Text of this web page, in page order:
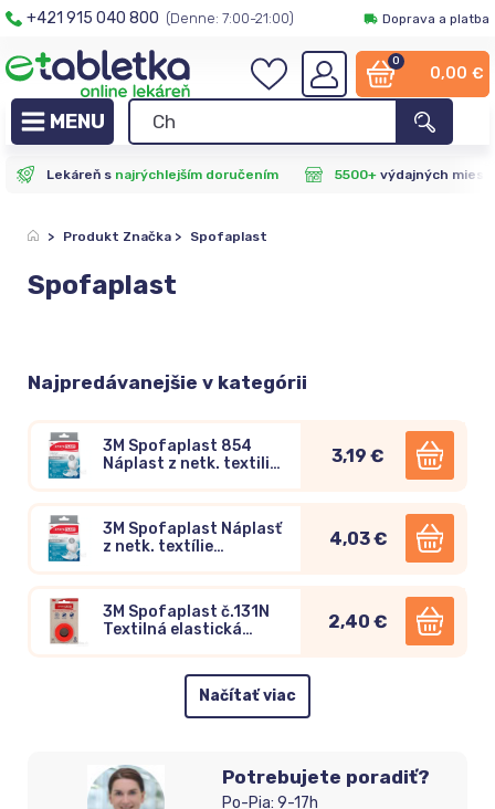
+421 915 040 800 (Denne: 7:00-21:00) Doprava a platba
0
0,00 €
Lekáreň s najrýchlejším doručením 5500+výdajných miest
> Produkt Značka > Spofaplast
Spofaplast
Najpredávanejšie v kategórii
3M Spofaplast 854
Náplast z netk. textilie
3,19 €
3M Spofaplast Náplasť
z netk. textílie
4,03 €
3M Spofaplast č.131N
Textilná elastická
2,40 €
Načítať viac
Potrebujete poradiť?
Po-Pia: 9-17h